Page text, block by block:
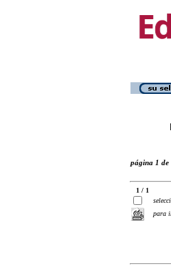
página 1 de
1 / 1
para